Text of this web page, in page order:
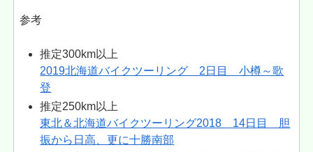
参考
推定300km以上
2019北海道バイクツーリング 2日目 小樽～歌
登
推定250km以上
東北＆北海道バイクツーリング2018 14日目 胆
振から日高、更に十勝南部